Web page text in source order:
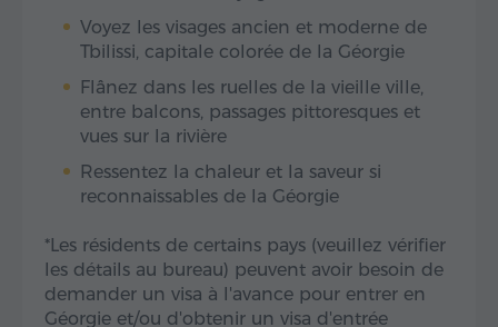
Voyez les visages ancien et moderne de
Tbilissi, capitale colorée de la Géorgie
Flânez dans les ruelles de la vieille ville,
entre balcons, passages pittoresques et
vues sur la rivière
Ressentez la chaleur et la saveur si
reconnaissables de la Géorgie
*Les résidents de certains pays (veuillez vérifier
les détails au bureau) peuvent avoir besoin de
demander un visa à l'avance pour entrer en
Géorgie et/ou d'obtenir un visa d'entrée